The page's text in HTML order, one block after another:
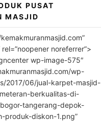
PUSAT
MASJID
rel=”noopener noreferrer”>
wp-image-575″
wp-
2017/06/jual-karpet-masjid-
berkualitas-di-
tangerang-depok-
produk-diskon-1.png”